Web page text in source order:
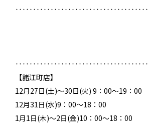
‥‥‥‥‥‥‥‥‥‥‥‥‥‥‥‥‥‥‥
‥‥‥‥‥‥‥‥‥‥‥‥‥‥‥‥‥‥‥
【諸江町店】
12月27日(土)～30日(火) 9：00～19：00
12月31日(水)9：00～18：00
1月1日(木)～2日(金)10：00～18：00